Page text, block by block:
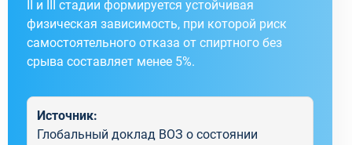
II и III стадии формируется устойчивая
физическая зависимость, при которой риск
самостоятельного отказа от спиртного без
срыва составляет менее 5%.
Источник:
Глобальный доклад ВОЗ о состоянии